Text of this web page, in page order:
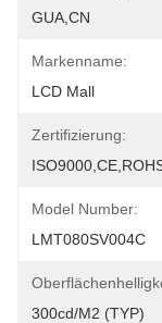
GUA,CN
Markenname:
LCD Mall
Zertifizierung:
Model Number:
LMT080SV004C
300cd/m2 (TYP)